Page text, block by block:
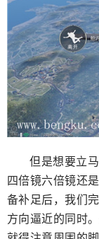
但是想要立
四倍镜六倍镜还
备补足后，我们
方向逼近的同时